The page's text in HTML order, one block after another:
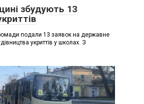
збудують 13
подали 13 заявок на державне
укриттів у школах. З